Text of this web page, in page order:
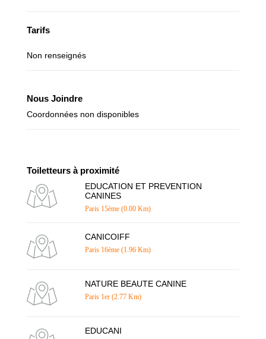
Tarifs
Non renseignés
Nous Joindre
Coordonnées non disponibles
Toiletteurs à proximité
EDUCATION ET PREVENTION
CANINES
Paris 15ème (0.00 Km)
CANICOIFF
Paris 16ème (1.96 Km)
NATURE BEAUTE CANINE
Paris 1er (2.77 Km)
EDUCANI